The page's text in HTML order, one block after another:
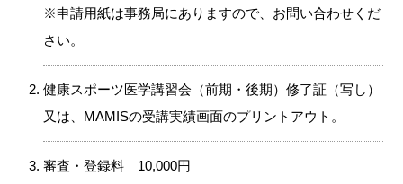
※申請用紙は事務局にありますので、お問い合わせくだ
さい。
健康スポーツ医学講習会（前期・後期）修了証（写し）
又は、MAMISの受講実績画面のプリントアウト。
審査・登録料 10,000円